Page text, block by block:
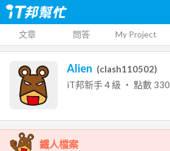
文章 問答 My Project
Alien (clash110502)
iT邦新手4 級 ‧ 點數 330
鐵人檔案